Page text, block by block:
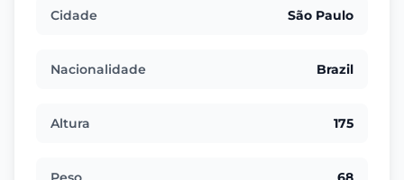
Cidade São Paulo
Nacionalidade Brazil
Altura 175